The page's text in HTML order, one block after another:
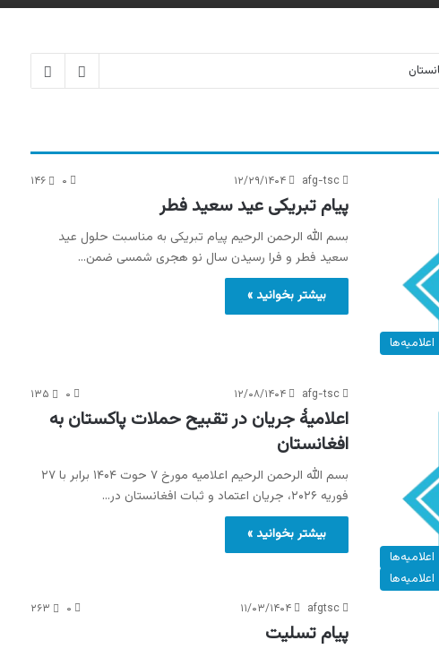
اعلامیه‌ها
afg-tsc ۱۲/۲۹/۱۴۰۴ ۰ ۱۴۶
پیام تبریکی عید سعید فطر
بسم الله الرحمن الرحیم پیام تبریکی به مناسبت حلول عید
سعید فطر و فرا رسیدن سال نو هجری شمسی ضمن…
بیشتر بخوانید »
اعلامیه‌ها
afg-tsc ۱۲/۰۸/۱۴۰۴ ۰ ۱۳۵
اعلامیۀ جریان در تقبیح حملات پاکستان به
افغانستان
بسم الله الرحمن الرحیم اعلامیه مورخ ۷ حوت ۱۴۰۴ برابر با ۲۷
فوریه ۲۰۲۶، جریان اعتماد و ثبات افغانستان در…
بیشتر بخوانید »
اعلامیه‌ها
afgtsc ۱۱/۰۳/۱۴۰۴ ۰ ۲۶۳
پیام تسلیت